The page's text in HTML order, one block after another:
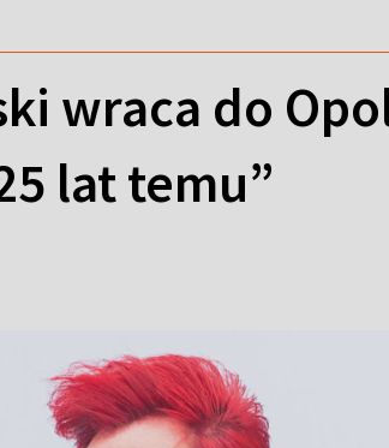
wraca do
lat temu”